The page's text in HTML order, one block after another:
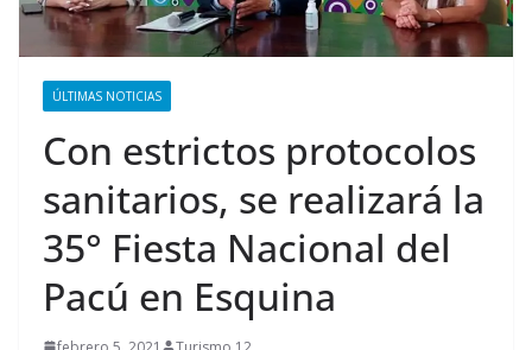
ÚLTIMAS NOTICIAS
Con estrictos protocolos
sanitarios, se realizará la
35° Fiesta Nacional del
Pacú en Esquina